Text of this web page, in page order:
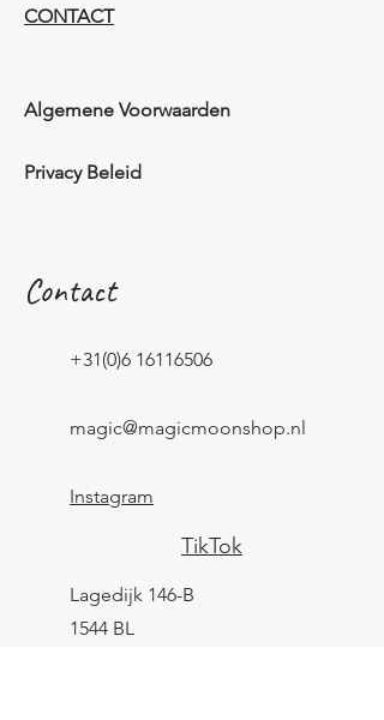
CONTACT
Algemene Voorwaarden
Privacy Beleid
Contact
+31(0)6 16116506
magic@magicmoonshop.nl
Instagram
TikTok
Lagedijk 146-B
1544 BL